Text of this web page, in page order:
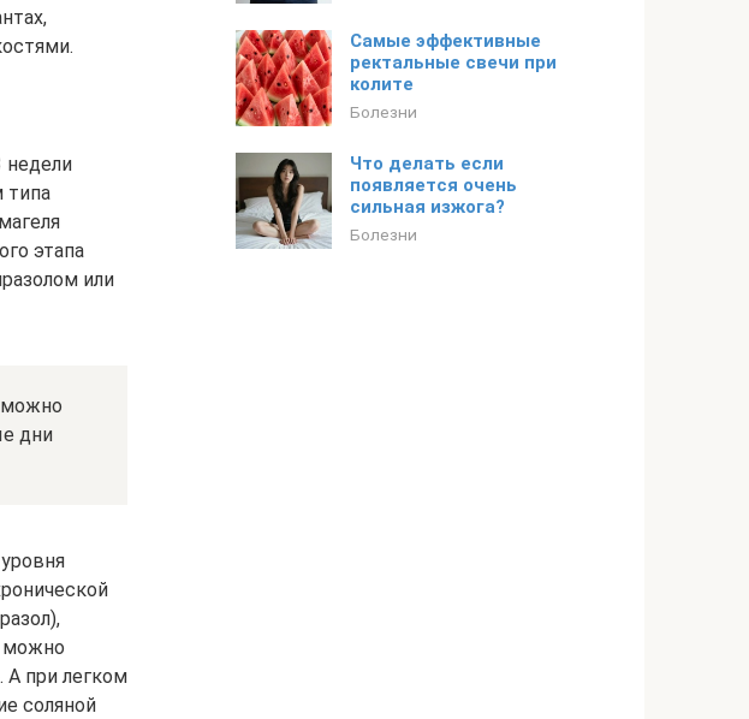
недели
типа
этапа
или
можно
дни
можно
при легком
соляной
Самые эффективные
ректальные свечи при
колите
Болезни
Что делать если
появляется очень
сильная изжога?
Болезни